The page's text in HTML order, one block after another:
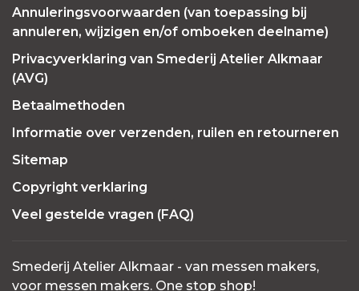
Annuleringsvoorwaarden (van toepassing bij
annuleren, wijzigen en/of omboeken deelname)
Privacyverklaring van Smederij Atelier Alkmaar
(AVG)
Betaalmethoden
Informatie over verzenden, ruilen en retourneren
Sitemap
Copyright verklaring
Veel gestelde vragen (FAQ)
Smederij Atelier Alkmaar - van messen makers,
voor messen makers. One stop shop!